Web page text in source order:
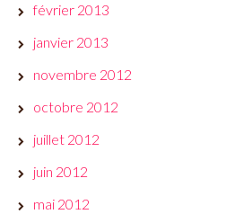
février 2013
janvier 2013
novembre 2012
octobre 2012
juillet 2012
juin 2012
mai 2012